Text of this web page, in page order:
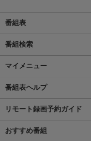
番組表
番組検索
マイメニュー
番組表ヘルプ
リモート録画予約ガイド
おすすめ番組